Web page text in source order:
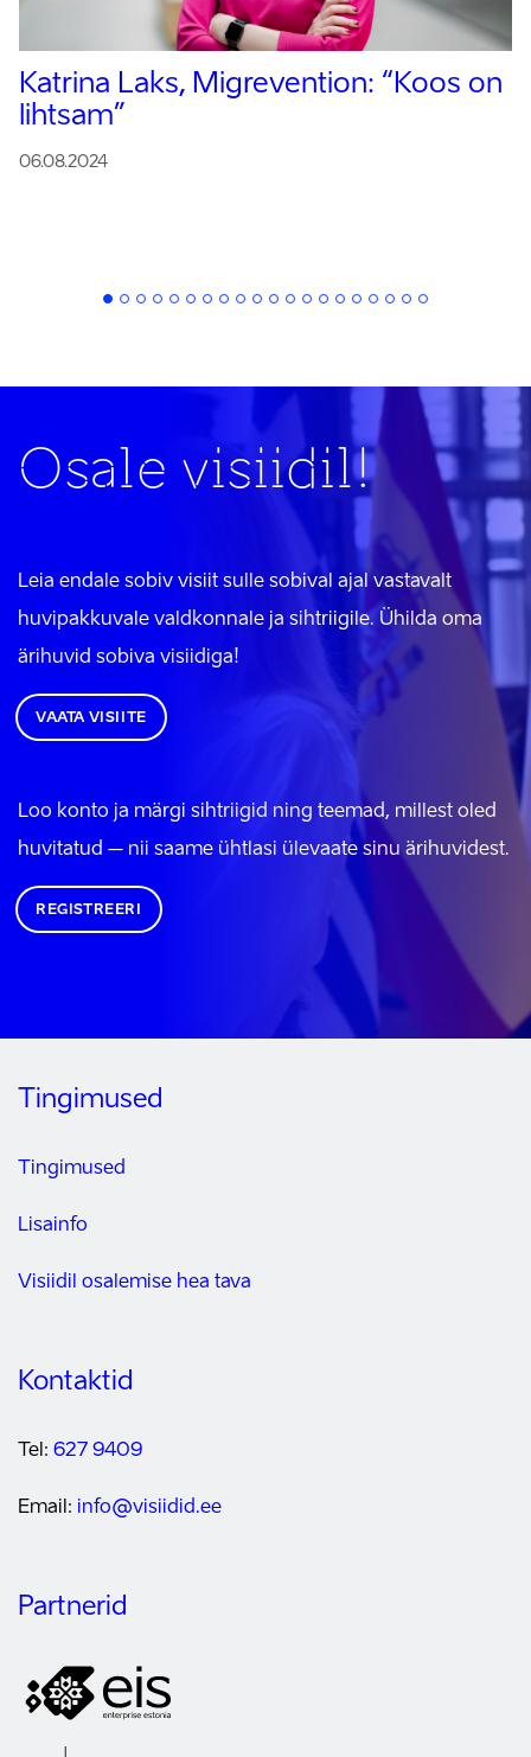
Katrina Laks, Migrevention: “Koos on
lihtsam”
06.08.2024
Osale visiidil!
Leia endale sobiv visiit sulle sobival ajal vastavalt
huvipakkuvale valdkonnale ja sihtriigile. Ühilda oma
ärihuvid sobiva visiidiga!
VAATA VISIITE
Loo konto ja märgi sihtriigid ning teemad, millest oled
huvitatud – nii saame ühtlasi ülevaate sinu ärihuvidest.
REGISTREERI
Tingimused
Tingimused
Lisainfo
Visiidil osalemise hea tava
Kontaktid
Tel: 627 9409
Email: info@visiidid.ee
Partnerid